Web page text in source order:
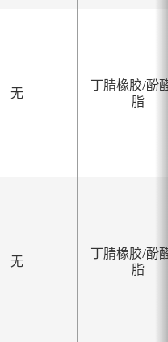
无
丁腈橡胶/酚
脂
无
丁腈橡胶/酚
脂